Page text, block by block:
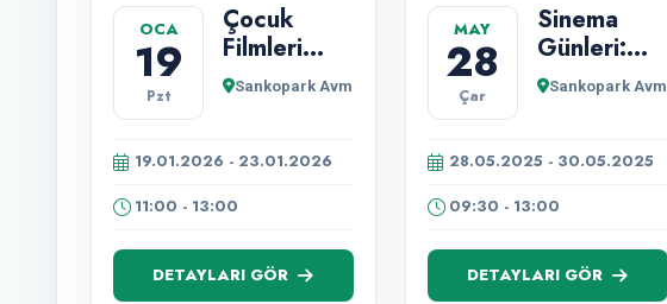
OCA
19
Pzt
Çocuk
Filmleri
Şenliği
Sankopark Avm
19.01.2026 - 23.01.2026
11:00 - 13:00
DETAYLARI GÖR
MAY
28
Çar
Sinema
Günleri:
Sonradan
Gurme
Sankopark Avm
28.05.2025 - 30.05.2025
09:30 - 13:00
DETAYLARI GÖR